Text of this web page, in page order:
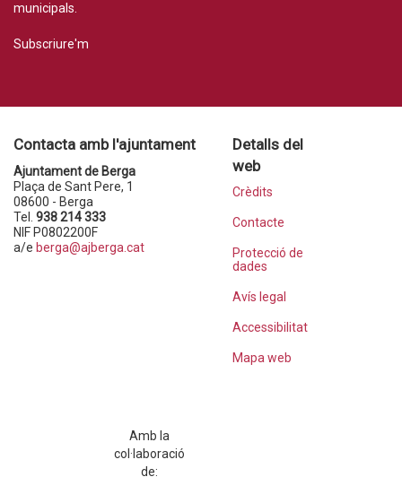
municipals.
Subscriure'm
Contacta amb l'ajuntament
Ajuntament de Berga
Plaça de Sant Pere, 1
08600 - Berga
Tel. 938 214 333
NIF P0802200F
a/e berga@ajberga.cat
Detalls del
web
Crèdits
Contacte
Protecció de
dades
Avís legal
Accessibilitat
Mapa web
Amb la
col·laboració
de: